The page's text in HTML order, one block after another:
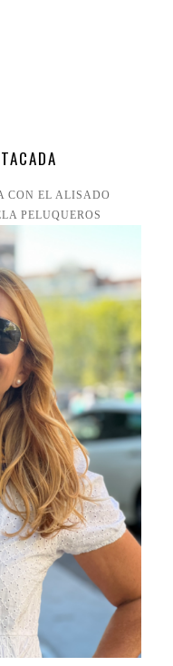
CON EL ALISADO
PELUQUEROS